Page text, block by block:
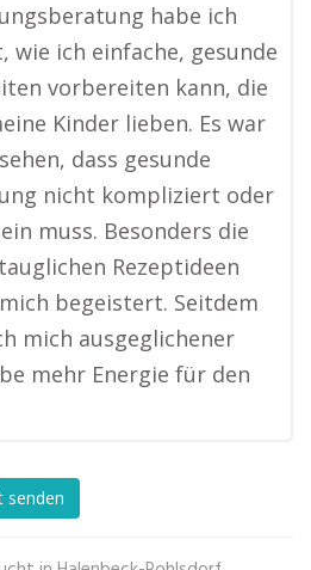
habe ich
wie ich einfache, gesunde
vorbereiten kann, die
Kinder lieben. Es war
dass gesunde
nicht kompliziert oder
muss. Besonders die
Rezeptideen
begeistert. Seitdem
mich ausgeglichener
mehr Energie für den
senden